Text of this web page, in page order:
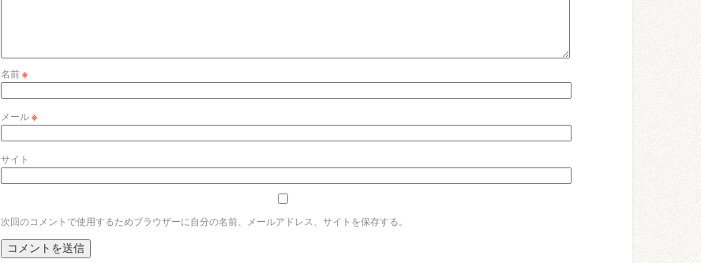
名前※
メール※
サイト
次回のコメントで使用するためブラウザーに自分の名前、メールアドレス、サイトを保存する。